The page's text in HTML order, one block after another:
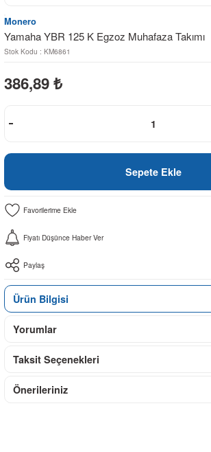
Monero
Yamaha YBR 125 K Egzoz Muhafaza Takımı
Stok Kodu : KM6861
386,89 ₺
Sepete Ekle
Fiyatı Düşünce Haber Ver
Paylaş
Ürün Bilgisi
Yorumlar
Taksit Seçenekleri
Önerileriniz